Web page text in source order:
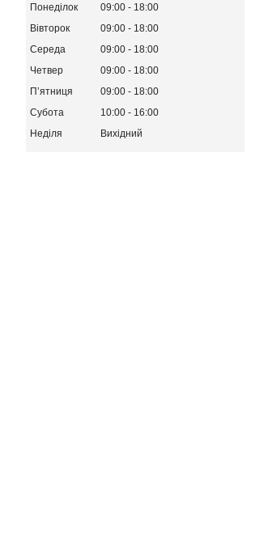
Понеділок 09:00
18:00
Вівторок
09:00
18:00
Середа
09:00
18:00
Четвер
09:00
18:00
Пʼятниця
09:00
18:00
Субота
10:00
16:00
Неділя
Вихідний